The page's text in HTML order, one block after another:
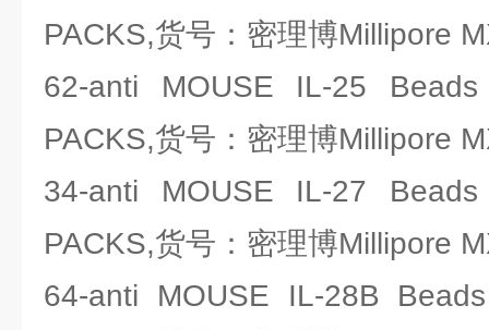
PACKS,货号：密理博Millipore
62-anti MOUSE IL-25
PACKS,货号：密理博Millipore
34-anti MOUSE IL-27
PACKS,货号：密理博Millipore
64-anti MOUSE IL-28B